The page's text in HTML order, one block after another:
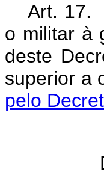
Art. 17.
o militar à
deste
superior a
pelo